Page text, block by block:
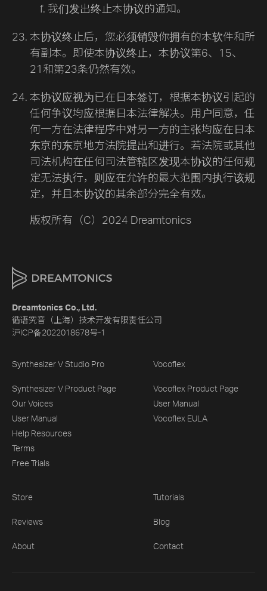
我们发出终止本协议的通知。
本协议终止后，您必须销毁你拥有的本软件和所
有副本。即使本协议终止，本协议第6、15、
21和第23条仍然有效。
本协议应视为已在日本签订，根据本协议引起的
任何争议均应根据日本法律解决。用户同意，任
何一方在法律程序中对另一方的主张均应在日本
东京的东京地方法院提出和进行。若法院或其他
司法机构在任何司法管辖区发现本协议的任何规
定无法执行，则应在允许的最大范围内执行该规
定，并且本协议的其余部分完全有效。
版权所有（C）2024 Dreamtonics
Dreamtonics Co., Ltd.
循语究音（上海）技术开发有限责任公司
沪ICP备2022018678号-1
Synthesizer V Studio Pro
Synthesizer V Product Page
Our Voices
User Manual
Help Resources
Terms
Free Trials
Vocoflex
Vocoflex Product Page
User Manual
Vocoflex EULA
Store Tutorials
Reviews Blog
About Contact